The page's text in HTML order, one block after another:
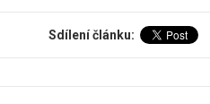
Sdílení článku: